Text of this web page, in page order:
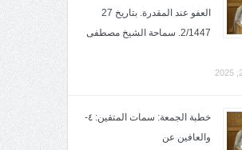
العفو عند المقدرة. بتاريخ 27
2/1447. سماحة الشيخ مصطفى
خطبة الجمعة: سمات المتقين: ٤-
والعافين عن